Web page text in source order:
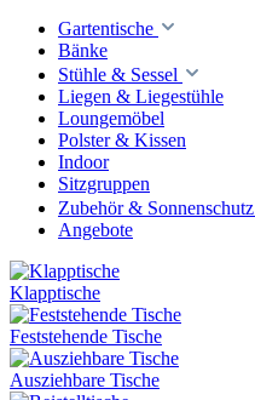
Gartentische
Bänke
Stühle & Sessel
Liegen & Liegestühle
Loungemöbel
Polster & Kissen
Indoor
Sitzgruppen
Zubehör & Sonnenschutz
Angebote
Klapptische
Feststehende Tische
Ausziehbare Tische